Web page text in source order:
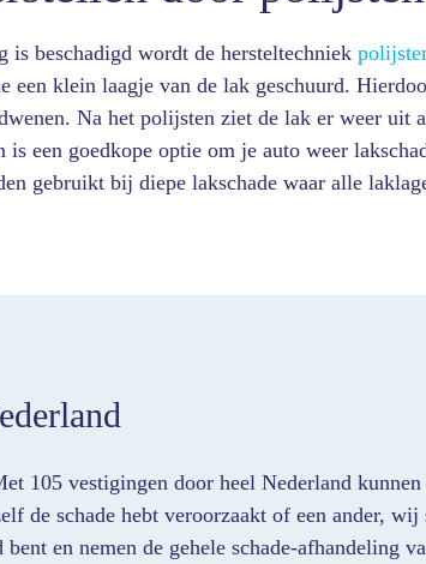
is beschadigd wordt de hersteltechniek
een klein laagje van de lak geschuurd.
Na het polijsten ziet de lak er weer uit
is een goedkope optie om je auto weer
gebruikt bij diepe lakschade waar alle
105 vestigingen door heel Nederland
de schade hebt veroorzaakt of een ander, wij
en nemen de gehele schade-afhandeling